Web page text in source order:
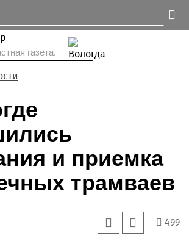
газета.
и приемка
трамваев
499